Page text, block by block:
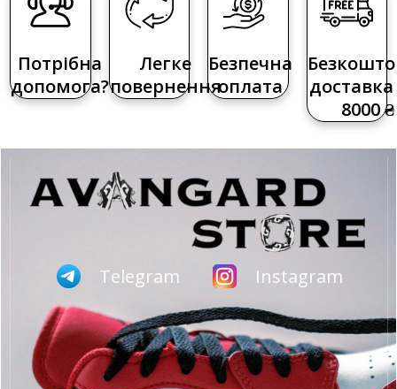
Потрібна
допомога?
Легке
повернення
Безпечна
оплата
доставка
8000 ₴
Telegram Instagram